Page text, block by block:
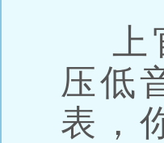
上
压低
表，